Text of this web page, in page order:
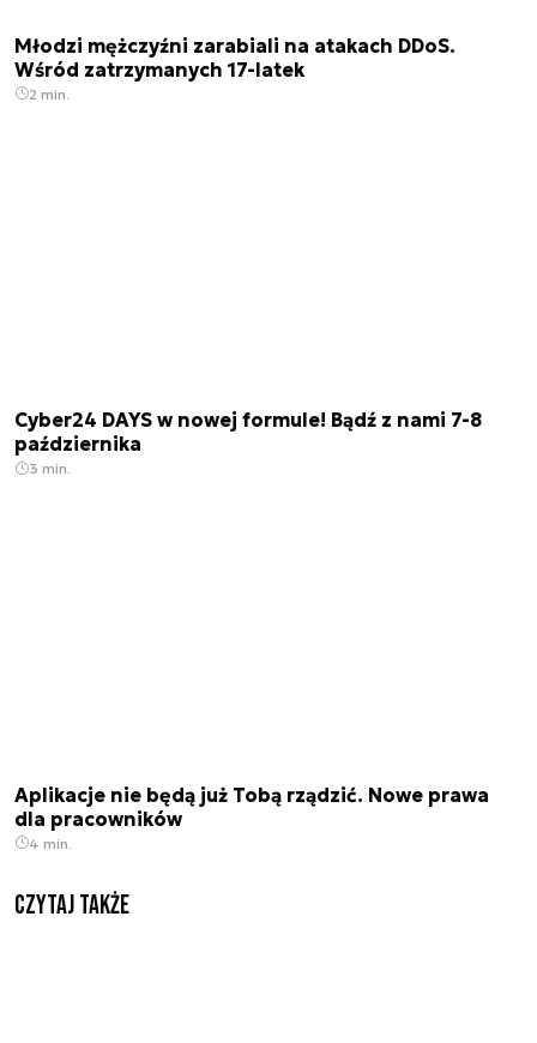
Młodzi mężczyźni zarabiali na atakach DDoS.
Wśród zatrzymanych 17-latek
2 min.
Cyber24 DAYS w nowej formule! Bądź z nami 7-8
października
3 min.
Aplikacje nie będą już Tobą rządzić. Nowe prawa
dla pracowników
4 min.
Czytaj także